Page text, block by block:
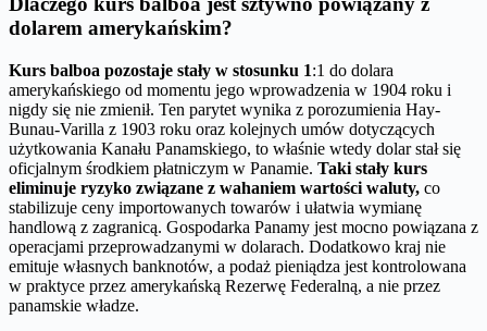
dolarem amerykańskim?
Kurs balboa pozostaje stały w stosunku 1:1 do dolara
amerykańskiego od momentu jego wprowadzenia w 1904 roku i
nigdy się nie zmienił. Ten parytet wynika z porozumienia Hay-
Bunau-Varilla z 1903 roku oraz kolejnych umów dotyczących
użytkowania Kanału Panamskiego, to właśnie wtedy dolar stał się
oficjalnym środkiem płatniczym w Panamie. Taki stały kurs
eliminuje ryzyko związane z wahaniem wartości waluty, co
stabilizuje ceny importowanych towarów i ułatwia wymianę
handlową z zagranicą. Gospodarka Panamy jest mocno powiązana z
operacjami przeprowadzanymi w dolarach. Dodatkowo kraj nie
emituje własnych banknotów, a podaż pieniądza jest kontrolowana
w praktyce przez amerykańską Rezerwę Federalną, a nie przez
panamskie władze.